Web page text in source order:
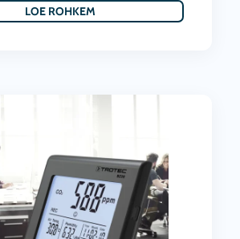
LOE ROHKEM